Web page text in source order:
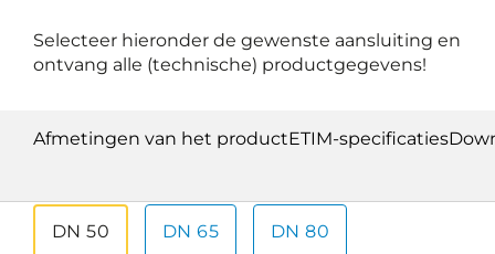
Selecteer hieronder de gewenste aansluiting en
ontvang alle (technische) productgegevens!
Afmetingen van het productETIM-specificaties
DN 50 DN 65 DN 80